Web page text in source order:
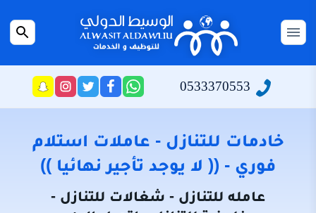
المحتوىالقائمة
الرئيسية
سياسة
من
نحن
خادمات
بحث
0533370553
راسلنا
عبر
تابعنا
على
فيسبوك
تابعنا
على
تويتر
تابعنا
على
انستجرام
خادمات للتنازل - عاملات استلام
فوري - (( لا يوجد تأجير نهائيا ))
عامله للتنازل - شغالات للتنازل -